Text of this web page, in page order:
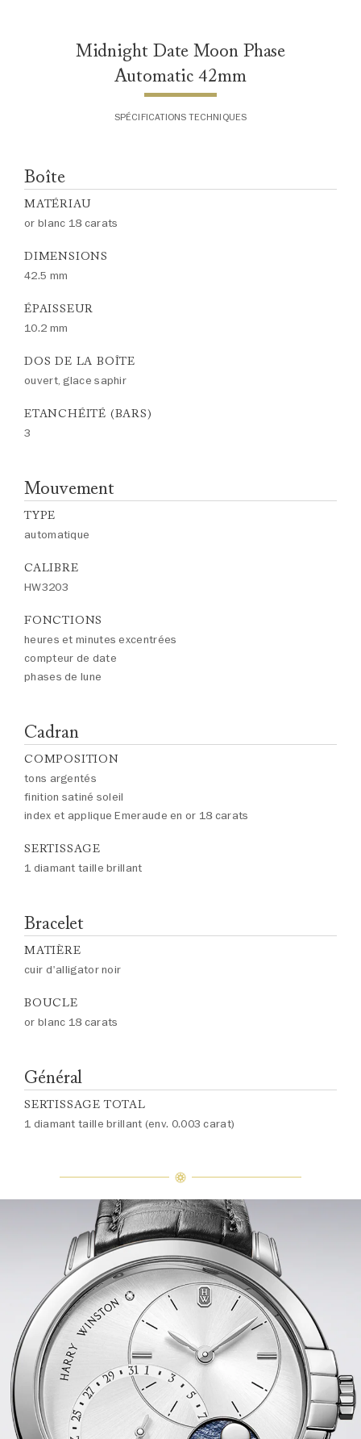
Midnight Date Moon Phase
Automatic 42mm
SPÉCIFICATIONS TECHNIQUES
Boîte
MATÉRIAU
or blanc 18 carats
DIMENSIONS
42.5 mm
ÉPAISSEUR
10.2 mm
DOS DE LA BOÎTE
ouvert, glace saphir
ETANCHÉITÉ (BARS)
3
Mouvement
TYPE
automatique
CALIBRE
HW3203
FONCTIONS
heures et minutes excentrées
compteur de date
phases de lune
Cadran
COMPOSITION
tons argentés
finition satiné soleil
index et applique Emeraude en or 18 carats
SERTISSAGE
1 diamant taille brillant
Bracelet
MATIÈRE
cuir d'alligator noir
BOUCLE
or blanc 18 carats
Général
SERTISSAGE TOTAL
1 diamant taille brillant (env. 0.003 carat)